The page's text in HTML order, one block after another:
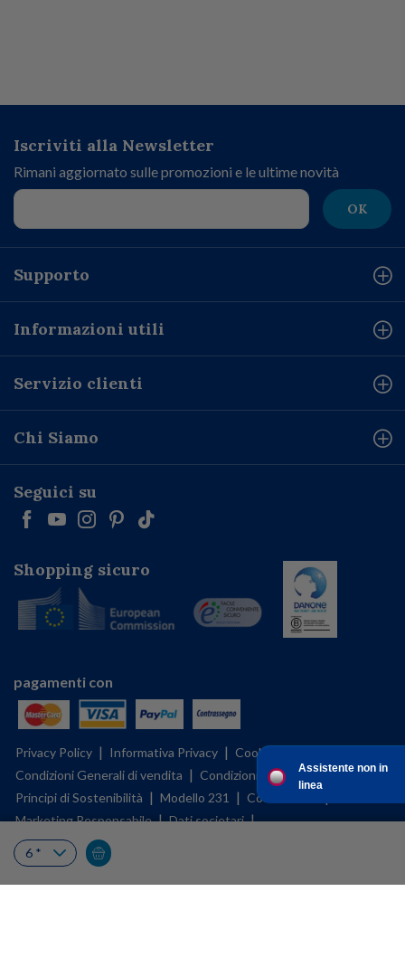
Assistente non in
linea
Iscriviti alla Newsletter
Rimani aggiornato sulle promozioni e le ultime novità
OK
Supporto
Informazioni utili
Servizio clienti
Chi Siamo
Seguici su
Shopping sicuro
pagamenti con
Privacy Policy | Informativa Privacy | Cookies Policy |
Condizioni Generali di vendita | Condizioni d'uso | BFMS policy |
Principi di Sostenibilità | Modello 231 | Codice etico
Marketing Responsabile | Dati societari |
Corporate Governance
Principi Chiave |